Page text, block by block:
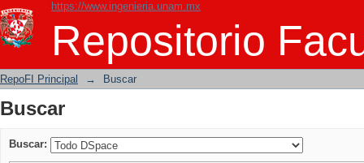
https://www.ingenieria.unam.mx
Repositorio
Buscar
RepoFI Principal → Buscar
Buscar
Buscar: